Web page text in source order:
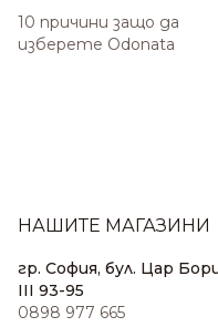
10 причини защо да
изберете Odonata
НАШИТЕ МАГАЗИНИ
гр. София, бул. Цар
III 93-95
0898 977 665